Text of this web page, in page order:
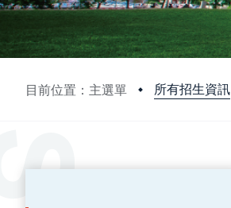
目前位置：主選單 所有招生資訊
:::